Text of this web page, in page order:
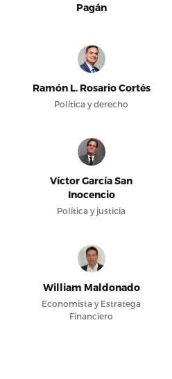
Pagán
Ramón L. Rosario Cortés
Política y derecho
Víctor García San
Inocencio
Política y justicia
William Maldonado
Economista y Estratega
Financiero